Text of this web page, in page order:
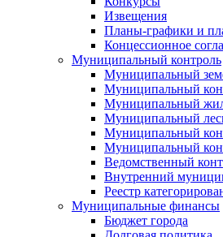
Извещения
Планы-графики и
Концессионное
Муниципальный контроль
Муниципальный
Муниципальный
Муниципальный
Муниципальный
Муниципальный
Муниципальный
Ведомственный
Внутренний
Реестр
Муниципальные финансы
Бюджет города